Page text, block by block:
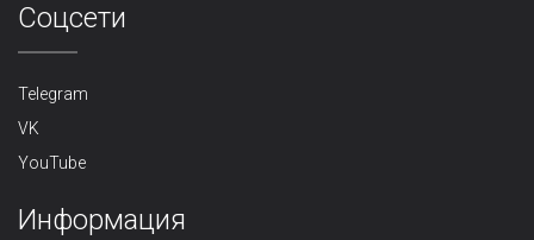
Cоцсети
Telegram
VK
YouTube
Информация